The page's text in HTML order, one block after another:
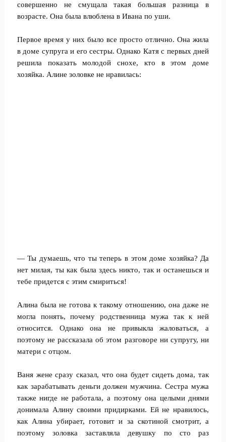
совершенно не смущала такая большая разница в
возрасте. Она была влюблена в Ивана по уши.
Первое время у них было все просто отлично. Она жила
в доме супруга и его сестры. Однако Катя с первых дней
решила показать молодой снохе, кто в этом доме
хозяйка. Алине золовке не нравилась:
— Ты думаешь, что ты теперь в этом доме хозяйка? Да
нет милая, ты как была здесь никто, так и останешься и
тебе придется с этим смириться!
Алина была не готова к такому отношению, она даже не
могла понять, почему родственница мужа так к ней
относится. Однако она не привыкла жаловаться, а
поэтому не рассказала об этом разговоре ни супругу, ни
матери с отцом.
Ваня жене сразу сказал, что она будет сидеть дома, так
как зарабатывать деньги должен мужчина. Сестра мужа
также нигде не работала, а поэтому она целыми днями
донимала Алину своими придирками. Ей не нравилось,
как Алина убирает, готовит и за скотиной смотрит, а
поэтому золовка заставляла девушку по сто раз